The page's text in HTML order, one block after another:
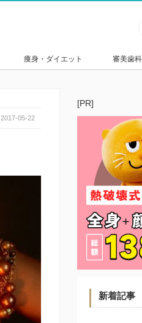
痩身・ダイエット 審美歯
2017-05-22
[PR]
新着記事